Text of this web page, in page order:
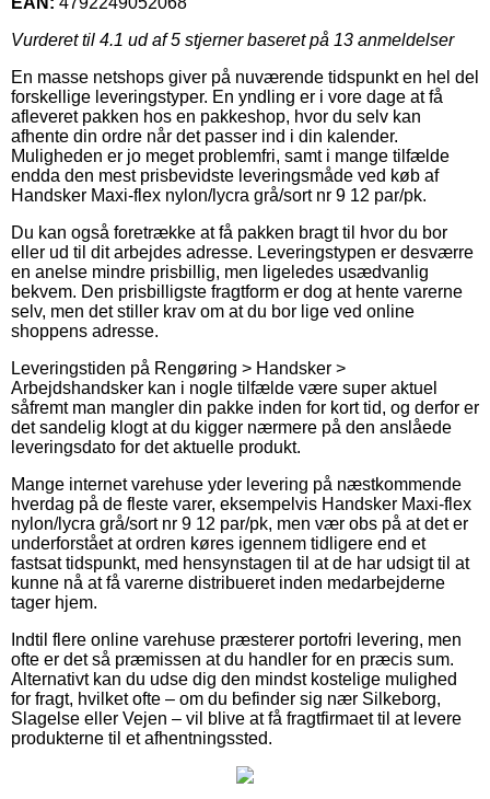
Vurderet til 4.1 ud af 5 stjerner baseret på 13 anmeldelser
En masse netshops giver på nuværende tidspunkt en hel del
forskellige leveringstyper. En yndling er i vore dage at få
afleveret pakken hos en pakkeshop, hvor du selv kan
afhente din ordre når det passer ind i din kalender.
Muligheden er jo meget problemfri, samt i mange tilfælde
endda den mest prisbevidste leveringsmåde ved køb af
Handsker Maxi-flex nylon/lycra grå/sort nr 9 12 par/pk.
Du kan også foretrække at få pakken bragt til hvor du bor
eller ud til dit arbejdes adresse. Leveringstypen er desværre
en anelse mindre prisbillig, men ligeledes usædvanlig
bekvem. Den prisbilligste fragtform er dog at hente varerne
selv, men det stiller krav om at du bor lige ved online
shoppens adresse.
Leveringstiden på Rengøring > Handsker >
Arbejdshandsker kan i nogle tilfælde være super aktuel
såfremt man mangler din pakke inden for kort tid, og derfor er
det sandelig klogt at du kigger nærmere på den anslåede
leveringsdato for det aktuelle produkt.
Mange internet varehuse yder levering på næstkommende
hverdag på de fleste varer, eksempelvis Handsker Maxi-flex
nylon/lycra grå/sort nr 9 12 par/pk, men vær obs på at det er
underforstået at ordren køres igennem tidligere end et
fastsat tidspunkt, med hensynstagen til at de har udsigt til at
kunne nå at få varerne distribueret inden medarbejderne
tager hjem.
Indtil flere online varehuse præsterer portofri levering, men
ofte er det så præmissen at du handler for en præcis sum.
Alternativt kan du udse dig den mindst kostelige mulighed
for fragt, hvilket ofte – om du befinder sig nær Silkeborg,
Slagelse eller Vejen – vil blive at få fragtfirmaet til at levere
produkterne til et afhentningssted.